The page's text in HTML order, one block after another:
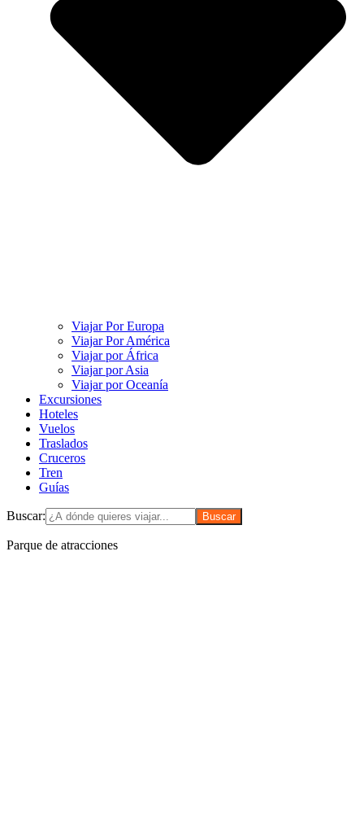
Viajar Por Europa
Viajar Por América
Viajar por África
Viajar por Asia
Viajar por Oceanía
Excursiones
Hoteles
Vuelos
Traslados
Cruceros
Tren
Guías
Buscar:
Parque de atracciones